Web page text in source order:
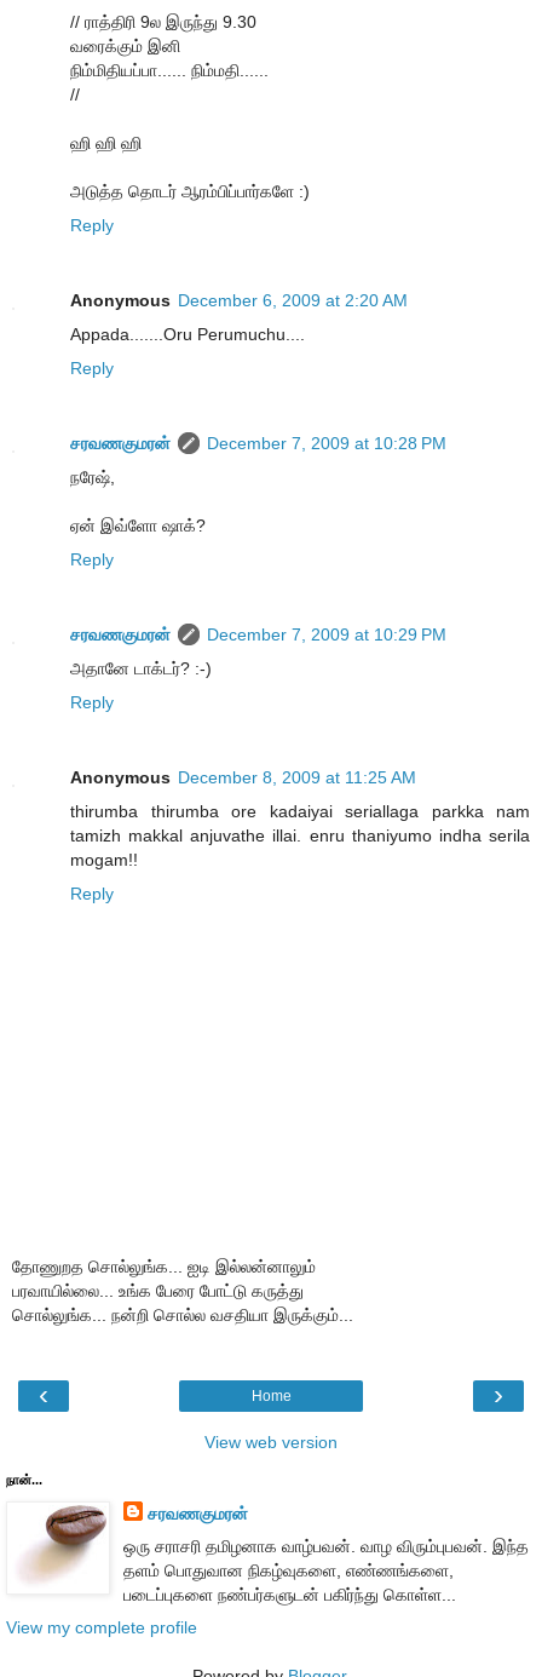
// ராத்திரி 9ல இருந்து 9.30
வரைக்கும் இனி
நிம்மிதியப்பா...... நிம்மதி......
//
ஹி ஹி ஹி
அடுத்த தொடர் ஆரம்பிப்பார்களே :)
Reply
Anonymous December 6, 2009 at 2:20 AM
Appada.......Oru Perumuchu....
Reply
சரவணகுமரன்
December 7, 2009 at 10:28 PM
நரேஷ்,
ஏன் இவ்ளோ ஷாக்?
Reply
சரவணகுமரன்
December 7, 2009 at 10:29 PM
அதானே டாக்டர்? :-)
Reply
Anonymous December 8, 2009 at 11:25 AM
thirumba thirumba ore kadaiyai seriallaga parkka nam
tamizh makkal anjuvathe illai. enru thaniyumo indha serila
mogam!!
Reply
தோணுறத சொல்லுங்க... ஐடி இல்லன்னாலும்
பரவாயில்லை... உங்க பேரை போட்டு கருத்து
சொல்லுங்க... நன்றி சொல்ல வசதியா இருக்கும்...
‹ ›
Home
View web version
நான்...
சரவணகுமரன்
ஒரு சராசரி தமிழனாக வாழ்பவன். வாழ விரும்புபவன். இந்த
தளம் பொதுவான நிகழ்வுகளை, எண்ணங்களை,
படைப்புகளை நண்பர்களுடன் பகிர்ந்து கொள்ள...
View my complete profile